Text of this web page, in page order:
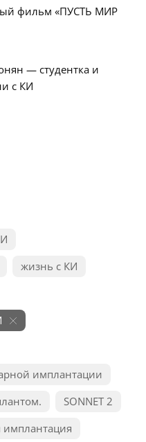
фильм «ПУСТЬ МИР
— студентка и
с КИ
жизнь с КИ
имплантации
SONNET 2
имплантация